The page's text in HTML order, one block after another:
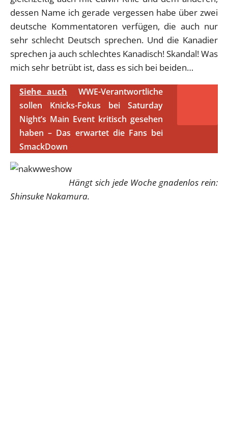
dessen Name ich gerade vergessen habe über zwei
deutsche Kommentatoren verfügen, die auch nur
sehr schlecht Deutsch sprechen. Und die Kanadier
sprechen ja auch schlechtes Kanadisch! Skandal! Was
mich sehr betrübt ist, dass es sich bei beiden…
Siehe auch
WWE-Verantwortliche
sollen Knicks-Fokus bei Saturday
Night’s Main Event kritisch gesehen
haben – Das erwartet die Fans bei
SmackDown
Hängt sich jede Woche gnadenlos rein:
Shinsuke Nakamura.